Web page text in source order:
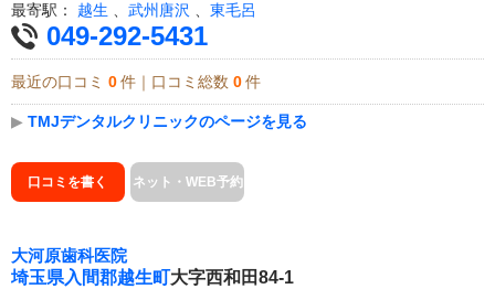
最寄駅： 越生 、 武州唐沢 、 東毛呂
049-292-5431
最近の口コミ 0 件｜口コミ総数 0 件
▶ TMJデンタルクリニックのページを見る
口コミを書く ネット・WEB予約
大河原歯科医院
埼玉県入間郡越生町大字西和田84-1